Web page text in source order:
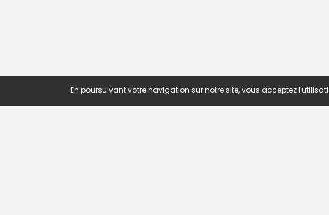
En poursuivant votre navigation sur notre site, vous acceptez